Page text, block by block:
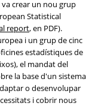
crear un nou grup
Statistical
report, en PDF).
i un grup de cinc
estadístiques de
el mandat del
la base d'un sistema
o desenvolupar
i cobrir nous